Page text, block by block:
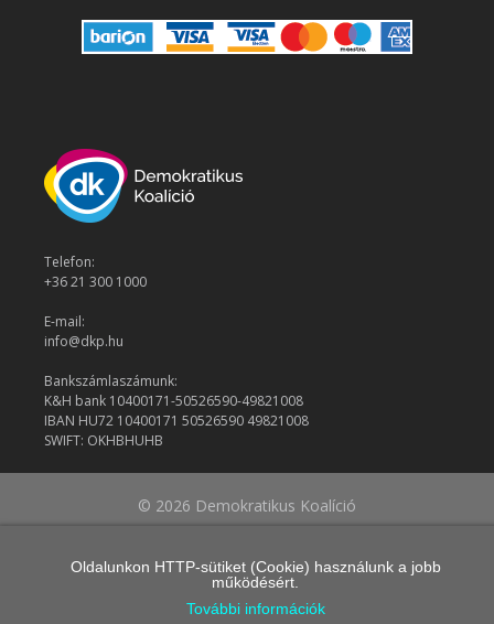
Telefon:
+36 21 300 1000
E-mail:
info@dkp.hu
Bankszámlaszámunk:
K&H bank 10400171-50526590-49821008
IBAN HU72 10400171 50526590 49821008
SWIFT: OKHBHUHB
© 2026 Demokratikus Koalíció
Oldalunkon HTTP-sütiket (Cookie) használunk a jobb
működésért.
További információk